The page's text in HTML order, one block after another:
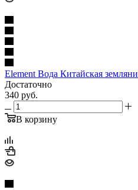
Element Вода Китайcкая
Достаточно
340 руб.
В корзину